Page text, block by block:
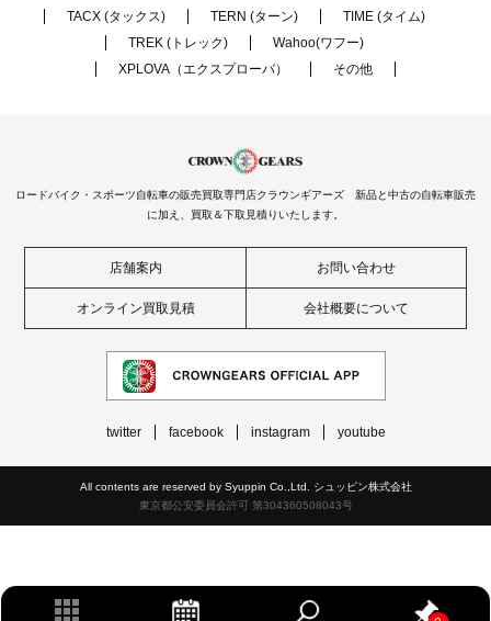
TACX (タックス)
TERN (ターン)
TIME (タイム)
TREK (トレック)
Wahoo(ワフー)
XPLOVA（エクスプローバ）
その他
ロードバイク・スポーツ自転車の販売買取専門店クラウンギアーズ 新品と中古の自転車販売
に加え、買取＆下取見積りいたします。
店舗案内 お問い合わせ
オンライン買取見積 会社概要について
twitter facebook instagram youtube
All contents are reserved by Syuppin Co.,Ltd. シュッピン株式会社
東京都公安委員会許可 第304360508043号